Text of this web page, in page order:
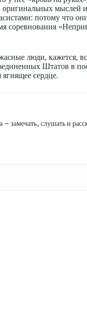
мыслей
потому что
соревнования
люди, кажется,
Штатов в
сердце.
слушать и